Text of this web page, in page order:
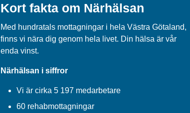
Kort fakta om Närhälsan
Med hundratals mottagningar i hela Västra Götaland,
finns vi nära dig genom hela livet. Din hälsa är vår
enda vinst.
Närhälsan i siffror
Vi är cirka 5 197 medarbetare
60 rehabmottagningar